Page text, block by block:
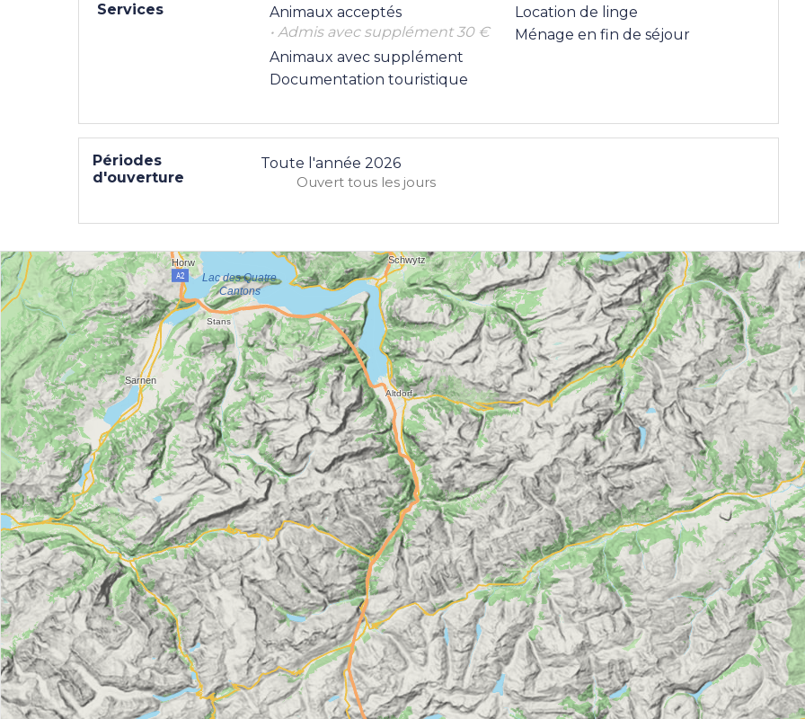
Services
Animaux acceptés
• Admis avec supplément 30 €
Animaux avec supplément
Documentation touristique
Location de linge
Ménage en fin de séjour
Périodes
d'ouverture
Toute l'année 2026
Ouvert tous les jours